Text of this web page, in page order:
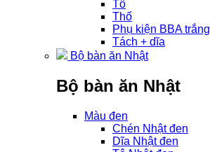
Tô
Thố
Phụ kiện BBA trắng
Tách + dĩa
Bộ bàn ăn Nhật
Bộ bàn ăn Nhật
Màu đen
Chén Nhật đen
Dĩa Nhật đen